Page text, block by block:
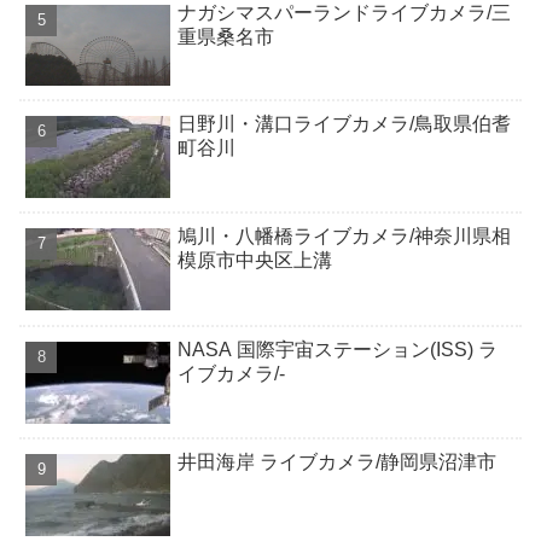
ナガシマスパーランドライブカメラ/三
重県桑名市
日野川・溝口ライブカメラ/鳥取県伯耆
町谷川
鳩川・八幡橋ライブカメラ/神奈川県相
模原市中央区上溝
NASA 国際宇宙ステーション(ISS) ラ
イブカメラ/-
井田海岸 ライブカメラ/静岡県沼津市